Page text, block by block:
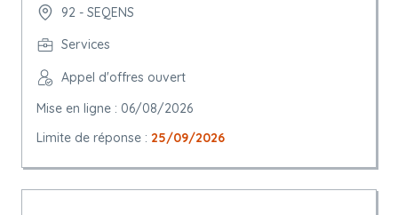
92 - SEQENS
Services
Appel d'offres ouvert
Mise en ligne : 06/08/2026
Limite de réponse : 25/09/2026